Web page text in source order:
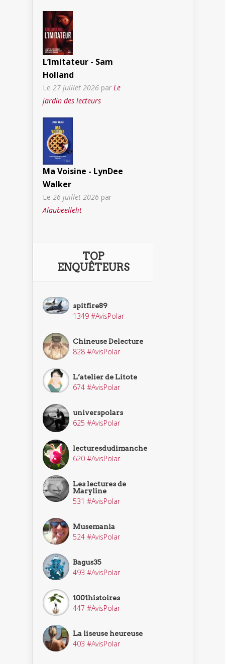
L’Imitateur - Sam
Holland
Le 27 juillet 2026 par Le
jardin des lecteurs
Ma Voisine - LynDee
Walker
Le 26 juillet 2026 par
Alaubeellelit
TOP
ENQUÊTEURS
spitfire89
1349 #AvisPolar
Chineuse Delecture
828 #AvisPolar
L’atelier de Litote
674 #AvisPolar
universpolars
625 #AvisPolar
lecturesdudimanche
620 #AvisPolar
Les lectures de
Maryline
531 #AvisPolar
Musemania
524 #AvisPolar
Bagus35
493 #AvisPolar
1001histoires
447 #AvisPolar
La liseuse heureuse
403 #AvisPolar